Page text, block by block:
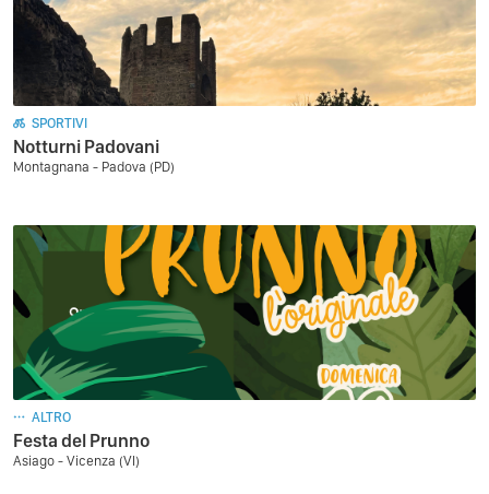
SPORTIVI
Notturni Padovani
Montagnana - Padova (PD)
ALTRO
Festa del Prunno
Asiago - Vicenza (VI)